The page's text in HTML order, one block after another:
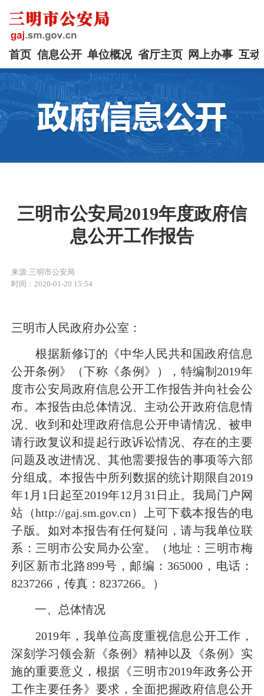
首页 信息公开 单位概况 省厅主页 网上办事 互动
三明市公安局2019年度政府信
息公开工作报告
来源:三明市公安局
时间：2020-01-20 15:54
三明市人民政府办公室：
根据新修订的《中华人民共和国政府信息
公开条例》（下称《条例》），特编制2019年
度市公安局政府信息公开工作报告并向社会公
布。本报告由总体情况、主动公开政府信息情
况、收到和处理政府信息公开申请情况、被申
请行政复议和提起行政诉讼情况、存在的主要
问题及改进情况、其他需要报告的事项等六部
分组成。本报告中所列数据的统计期限自2019
年1月1日起至2019年12月31日止。我局门户网
站（http://gaj.sm.gov.cn）上可下载本报告的电
子版。如对本报告有任何疑问，请与我单位联
系：三明市公安局办公室。（地址：三明市梅
列区新市北路899号，邮编：365000，电话：
8237266，传真：8237266。）
一、总体情况
2019年，我单位高度重视信息公开工作，
深刻学习领会新《条例》精神以及《条例》实
施的重要意义，根据《三明市2019年政务公开
工作主要任务》要求，全面把握政府信息公开